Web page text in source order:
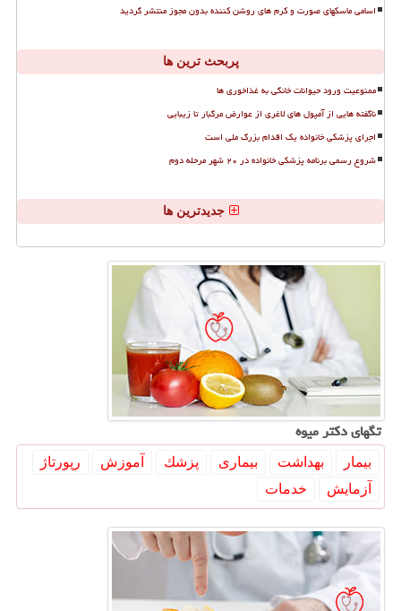
اسامی ماسکهای صورت و کرم های روشن کننده بدون مجوز منتشر گردید
پربحث ترین ها
ممنوعیت ورود حیوانات خانگی به غذاخوری ها
ناگفته هایی از آمپول های لاغری از عوارض مرگبار تا زیبایی
اجرای پزشکی خانواده یک اقدام بزرگ ملی است
شروع رسمی برنامه پزشکی خانواده در ۲۰ شهر مرحله دوم
جدیدترین ها
تگهای دكتر میوه
بیمار بهداشت بیماری پزشك آموزش
رپورتاژ
آزمایش
خدمات